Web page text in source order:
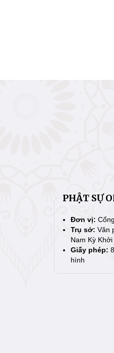
PHẬT SỰ
Đơn vị:
Trụ sở: Văn
Nam Kỳ
Giấy phép:
hình